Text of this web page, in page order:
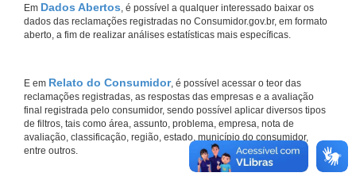
Em Dados Abertos, é possível a qualquer interessado baixar os
dados das reclamações registradas no Consumidor.gov.br, em formato
aberto, a fim de realizar análises estatísticas mais específicas.
E em Relato do Consumidor, é possível acessar o teor das
reclamações registradas, as respostas das empresas e a avaliação
final registrada pelo consumidor, sendo possível aplicar diversos tipos
de filtros, tais como área, assunto, problema, empresa, nota de
avaliação, classificação, região, estado, município do consumidor,
entre outros.